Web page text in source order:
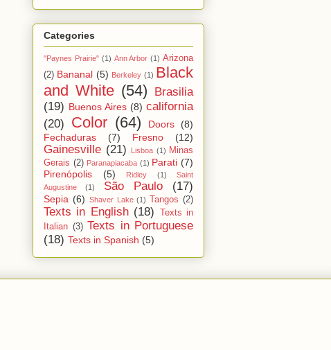
Categories
"Paynes Prairie" (1) Ann Arbor (1) Arizona
(2) Bananal (5) Berkeley (1) Black
and White (54)
Brasilia
(19) Buenos Aires (8) california
(20)
Color (64) Doors
(8)
Fechaduras
(7) Fresno (12)
Gainesville (21) Lisboa (1) Minas
Gerais (2) Paranapiacaba (1) Parati (7)
Pirenópolis
(5) Ridley (1)
Saint
Augustine
(1) São Paulo (17)
Sepia (6) Shaver Lake (1) Tangos (2)
Texts in English (18)
Texts in
Italian (3) Texts in Portuguese
(18) Texts in Spanish (5)